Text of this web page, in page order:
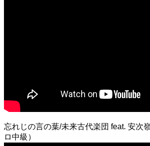
忘れじの言の葉/未来古代楽団 feat. 安次
ロ中級）